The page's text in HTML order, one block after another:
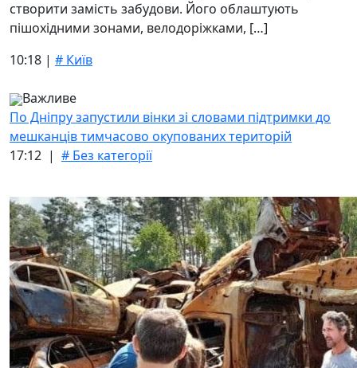
створити замість забудови. Його облаштують
пішохідними зонами, велодоріжками, […]
10:18 | # Київ
Важливе
По Дніпру запустили вінки зі словами підтримки до
мешканців тимчасово окупованих територій
17:12 | # Без категорії